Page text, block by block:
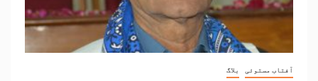
آفتاب مستوئی بلاگ